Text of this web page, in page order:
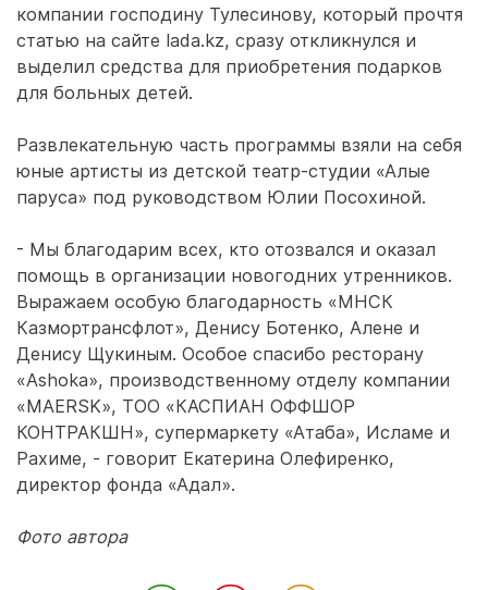
компании господину Тулесинову, который прочтя
статью на сайте lada.kz, сразу откликнулся и
выделил средства для приобретения подарков
для больных детей.
Развлекательную часть программы взяли на себя
юные артисты из детской театр-студии «Алые
паруса» под руководством Юлии Посохиной.
- Мы благодарим всех, кто отозвался и оказал
помощь в организации новогодних утренников.
Выражаем особую благодарность «МНСК
Казмортрансфлот», Денису Ботенко, Алене и
Денису Щукиным. Особое спасибо ресторану
«Ashoka», производственному отделу компании
«MAERSK», ТОО «КАСПИАН ОФФШОР
КОНТРАКШН», супермаркету «Атаба», Исламе и
Рахиме, - говорит Екатерина Олефиренко,
директор фонда «Адал».
Фото автора